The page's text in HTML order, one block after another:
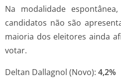
Na modalidade
candidatos não são
maioria dos eleitores ainda
votar.
Deltan Dallagnol (Novo): 4,2%